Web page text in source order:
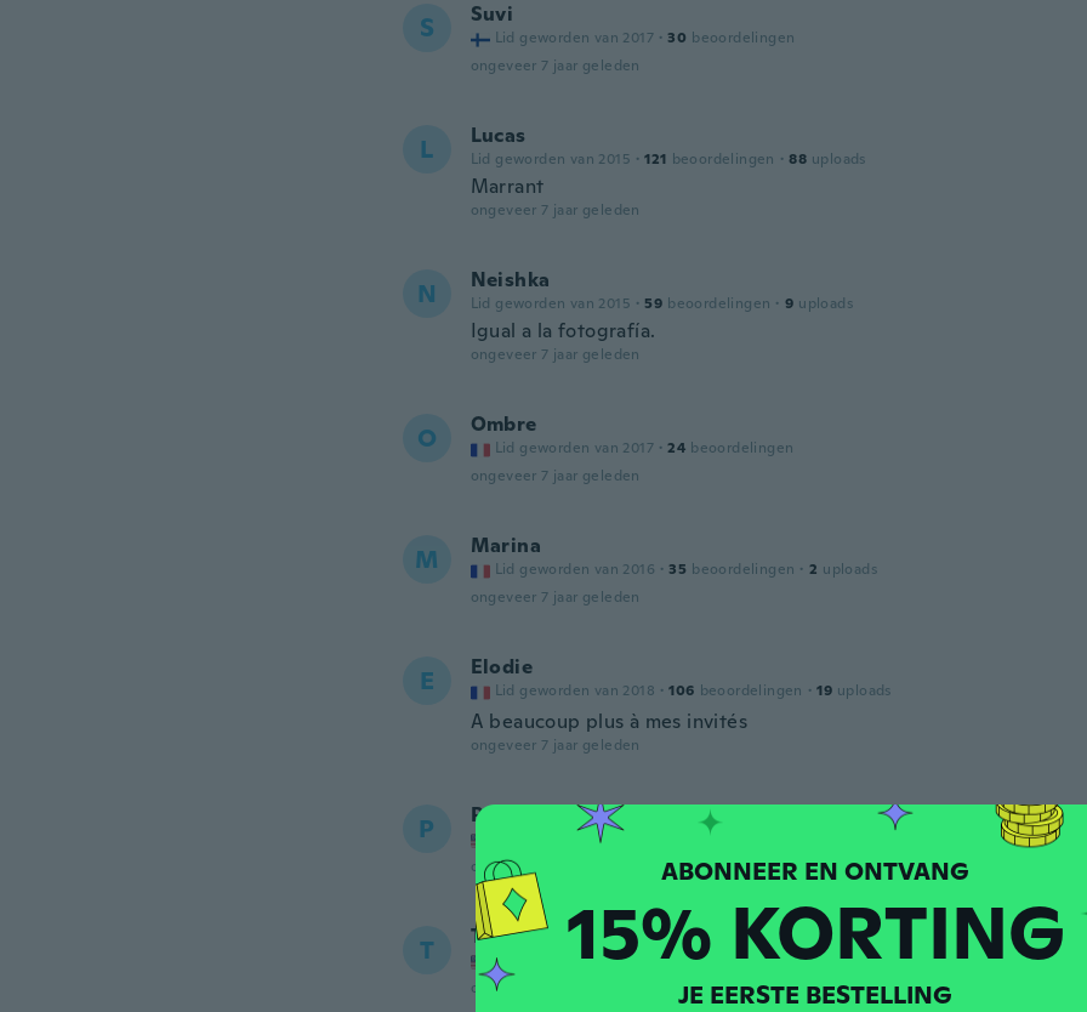
S Suvi
Lid geworden van 2017 · 30 beoordelingen
ongeveer 7 jaar geleden
L Lucas
Lid geworden van 2015 · 121 beoordelingen · 88 uploads
Marrant
ongeveer 7 jaar geleden
N Neishka
Lid geworden van 2015 · 59 beoordelingen · 9 uploads
Igual a la fotografía.
ongeveer 7 jaar geleden
O Ombre
Lid geworden van 2017 · 24 beoordelingen
ongeveer 7 jaar geleden
M Marina
Lid geworden van 2016 · 35 beoordelingen · 2 uploads
ongeveer 7 jaar geleden
E Elodie
Lid geworden van 2018 · 106 beoordelingen · 19 uploads
A beaucoup plus à mes invités
ongeveer 7 jaar geleden
P Priscilla
Lid geworden van 2016 beoordelingen
ongeveer 7 jaar geleden
T Tailor
Lid geworden van 2016 · 25 beoordelingen · 6 uploads
ongeveer 7 jaar geleden
15% KORTING
JE EERSTE BESTELLING